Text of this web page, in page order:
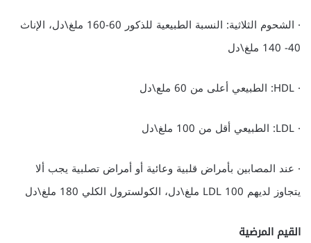
· الشحوم الثلاثية: النسبة الطبيعية للذكور 60-160 ملغ\دل، الإناث
40- 140 ملغ\دل
· HDL: الطبيعي أعلى من 60 ملع\دل
· LDL: الطبيعي أقل من 100 ملغ\دل
· عند المصابين بأمراض قلبية وعائية أو أمراض تصلبية يجب ألا
يتجاوز لديهم LDL 100 ملغ\دل، الكولسترول الكلي 180 ملغ\دل
القيم المرضية